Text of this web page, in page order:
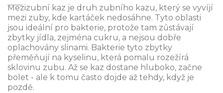
Mezizubní kaz je druh zubního kazu, který se vyvíjí
mezi zuby, kde kartáček nedosáhne. Tyto oblasti
jsou ideální pro bakterie, protože tam zůstávají
zbytky jídla, zejména cukru, a nejsou dobře
oplachovány slinami. Bakterie tyto zbytky
přeměňují na kyselinu, která pomalu rozežírá
sklovinu zubu. Až se kaz dostane hluboko, začne
bolet - ale k tomu často dojde až tehdy, když je
pozdě.